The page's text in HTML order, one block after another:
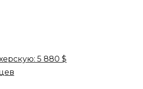
5 880 $